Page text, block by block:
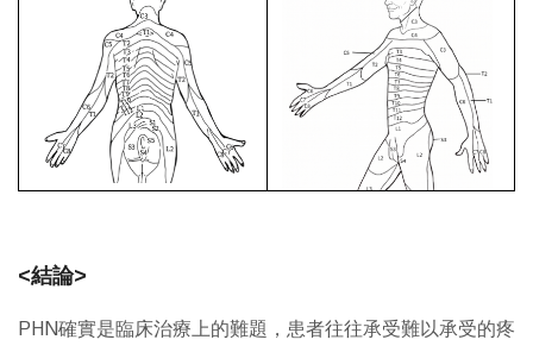
<結論>
PHN確實是臨床治療上的難題，患者往往承受難以承受的疼